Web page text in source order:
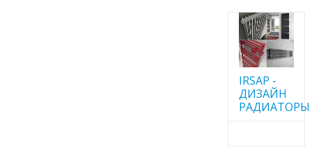
IRSAP -
ДИЗАЙН
РАДИАТОРЫ